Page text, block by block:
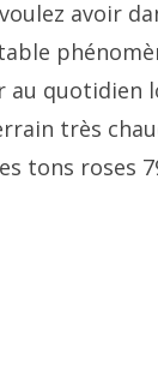
avoir
au quotidien
très
tons roses